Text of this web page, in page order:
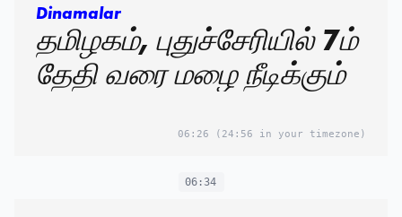
Dinamalar
தமிழகம், புதுச்சேரியில் 7ம்
தேதி வரை மழை நீடிக்கும்
06:26 (24:56 in your timezone)
06:34